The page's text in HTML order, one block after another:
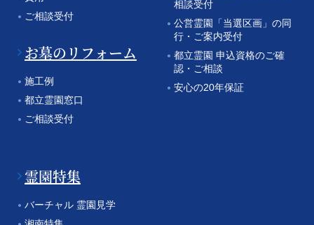
ご相談受付
お墓のリフォーム
施工例
都立霊園窓口
ご相談受付
相談受付
公営霊園「当選区画」の同
行・ご案内受付
都立霊園 申込資格のご確
認・ご相談
安心の20年保証
霊園特集
バーチャル 霊園見学